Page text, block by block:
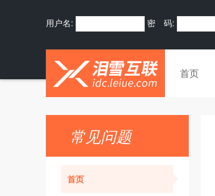
用户名: 密 码:
首页
常见问题
首页